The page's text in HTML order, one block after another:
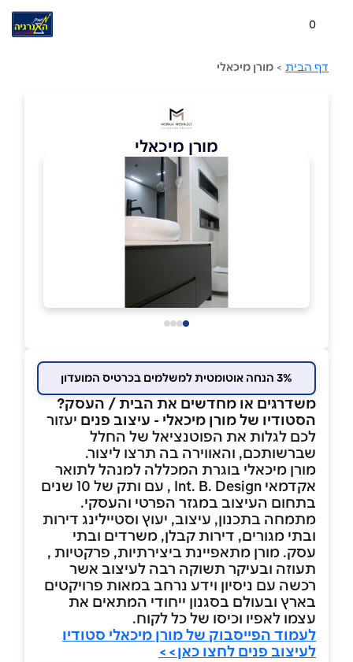
0
דף הבית > מורן מיכאלי
מורן מיכאלי
3% הנחה אוטומטית למשלמים בכרטיס המועדון
משדרגים או מחדשים את הבית / העסק?
הסטודיו של מורן מיכאלי - עיצוב פנים יעזור
לכם לגלות את הפוטנציאל של החלל
שברשותכם, והאווירה בה תרצו ליצור.
מורן מיכאלי בוגרת המכללה למנהל לתואר
אקדמאי Int. B. Design , עם ותק של 10 שנים
בתחום העיצוב במגזר הפרטי והעסקי.
מתמחה בתכנון, עיצוב, יעוץ וסטיילינג דירות
ובתי מגורים, דירות קבלן, משרדים ובתי
עסק. מורן מתאפיינת ביצירתיות, פרקטיות ,
תעוזה ובעיקר תשוקה רבה לעיצוב אשר
רכשה עם ניסיון וידע נרחב במאות פרויקטים
בארץ ובעולם בסגנון ייחודי המתאים את
עצמו לאפיו וכיסו של כל לקוח.
לעמוד הפייסבוק של מורן מיכאלי סטודיו
לעיצוב פנים לחצו כאן>>